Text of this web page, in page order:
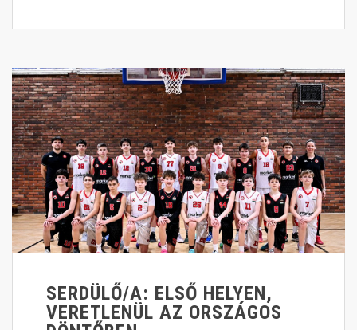
SERDÜLŐ/A: ELSŐ HELYEN,
VERETLENÜL AZ ORSZÁGOS